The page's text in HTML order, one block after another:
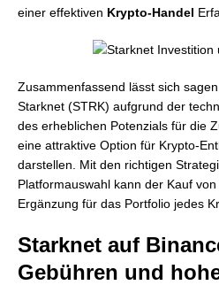
einer effektiven Krypto-Handel
Zusammenfassend lässt sich
Starknet (STRK) aufgrund der
des erheblichen Potenzials für die
eine attraktive Option für Krypto-
darstellen. Mit den richtigen
Platformauswahl kann der Kauf
Ergänzung für das Portfolio jedes
Starknet auf
Gebühren und